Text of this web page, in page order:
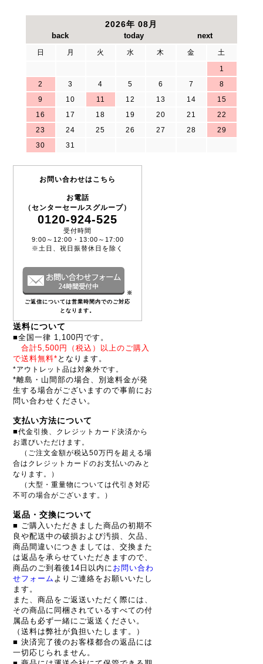
2026年 08月
日 月 火 水 木 金
土
1
2
3 4 5 6 7
8
9
10 11 12 13 14
15
16
17 18 19 20 21
22
23
24 25 26 27 28
29
30
31
お問い合わせはこちら
お電話
（センターセールスグループ）
0120-924-525
受付時間
9:00～12:00・13:00～17:00
※土日、祝日振替休日を除く
※
ご返信については営業時間内でのご対応
となります。
送料について
■全国一律 1,100円です。
合計5,500円（税込）以上のご購入
で送料無料* となります。
*アウトレット品は対象外です。
*離島・山間部の場合、別途料金が発
生する場合がございますので事前にお
問い合わせください。
支払い方法について
■代金引換、クレジットカード決済から
お選びいただけます。
（ご注文金額が税込50万円を超える場
合はクレジットカードのお支払いのみと
なります。）
（大型・重量物については代引き対応
不可の場合がございます。）
返品・交換について
■ ご購入いただきました商品の初期不
良や配送中の破損および汚損、欠品、
商品間違いにつきましては、交換また
は返品を承らせていただきますので、
商品のご到着後14日以内に お問い合わ
せフォーム よりご連絡をお願いいたし
ます。
また、商品をご返送いただく際には、
その商品に同梱されているすべての付
属品も必ず一緒にご返送ください。
（送料は弊社が負担いたします。）
■ 決済完了後のお客様都合の返品には
一切応じられません。